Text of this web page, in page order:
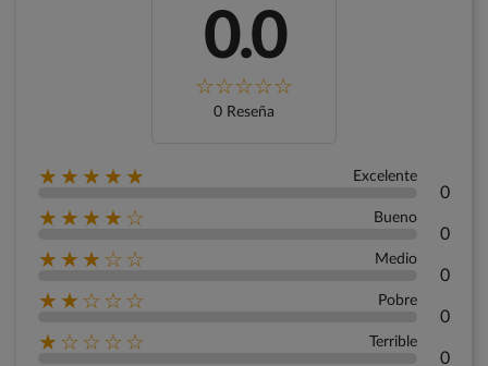
0.0
0 Reseña
★★★★★ Excelente
0
★★★★☆ Bueno
0
★★★☆☆ Medio
0
★★☆☆☆ Pobre
0
★☆☆☆☆ Terrible
0